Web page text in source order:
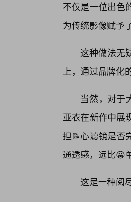
不仅是一位出色
为传统影像赋予
这种做法无
上，通过品牌化
当然，对于
亚衣在新作中展
担📝心滤镜是否
通透感，远比😀
这是一种阅